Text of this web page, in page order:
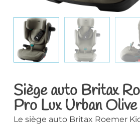
Siège auto Britax
Pro Lux Urban Olive
Le siège auto Britax Roemer